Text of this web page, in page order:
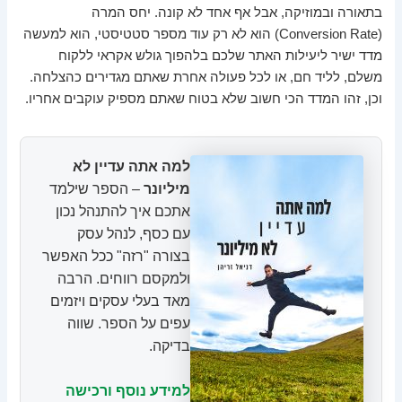
בתאורה ובמוזיקה, אבל אף אחד לא קונה. יחס המרה
(Conversion Rate) הוא לא רק עוד מספר סטטיסטי, הוא למעשה
מדד ישיר ליעילות האתר שלכם בלהפוך גולש אקראי ללקוח
משלם, לליד חם, או לכל פעולה אחרת שאתם מגדירים כהצלחה.
וכן, זהו המדד הכי חשוב שלא בטוח שאתם מספיק עוקבים אחריו.
למה אתה עדיין לא
מיליונר – הספר שילמד
אתכם איך להתנהל נכון
עם כסף, לנהל עסק
בצורה "רזה" ככל האפשר
ולמקסם רווחים. הרבה
מאד בעלי עסקים ויזמים
עפים על הספר. שווה
בדיקה.
למידע נוסף ורכישה